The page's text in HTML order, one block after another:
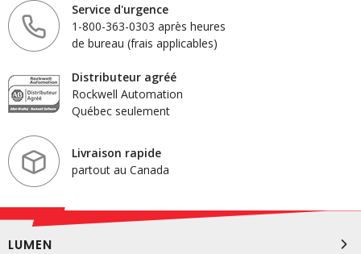
Service d'urgence
1-800-363-0303 après heures
de bureau (frais applicables)
Distributeur agréé
Rockwell Automation
Québec seulement
Livraison rapide
partout au Canada
LUMEN